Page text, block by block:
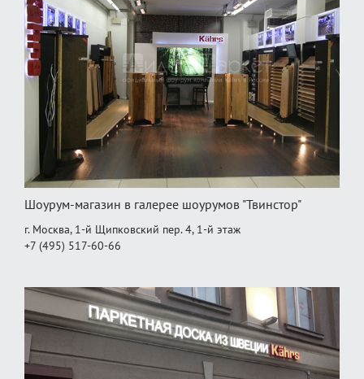
Шоурум-магазин в галерее шоурумов "Твинстор"
г. Москва, 1-й Щипковский пер. 4, 1‑й этаж
+7 (495) 517-60-66